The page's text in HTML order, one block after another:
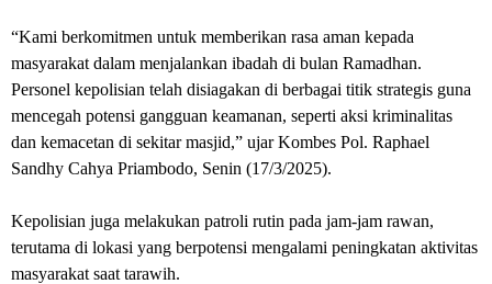
“Kami berkomitmen untuk memberikan rasa aman kepada
masyarakat dalam menjalankan ibadah di bulan Ramadhan.
Personel kepolisian telah disiagakan di berbagai titik strategis guna
mencegah potensi gangguan keamanan, seperti aksi kriminalitas
dan kemacetan di sekitar masjid,” ujar Kombes Pol. Raphael
Sandhy Cahya Priambodo, Senin (17/3/2025).
Kepolisian juga melakukan patroli rutin pada jam-jam rawan,
terutama di lokasi yang berpotensi mengalami peningkatan aktivitas
masyarakat saat tarawih.